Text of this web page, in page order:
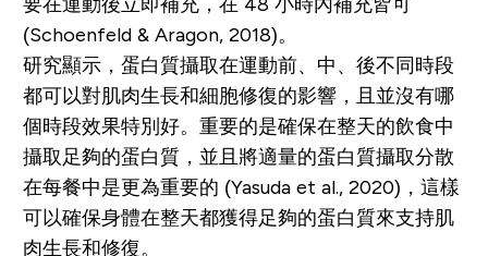
(Schoenfeld & Aragon, 2018)。
研究顯示，蛋白質攝取在運動前、中、後不同時段
都可以對肌肉生長和細胞修復的影響，且並沒有哪
個時段效果特別好。重要的是確保在整天的飲食中
攝取足夠的蛋白質，並且將適量的蛋白質攝取分散
在每餐中是更為重要的 (Yasuda et al., 2020)，這樣
可以確保身體在整天都獲得足夠的蛋白質來支持肌
肉生長和修復。